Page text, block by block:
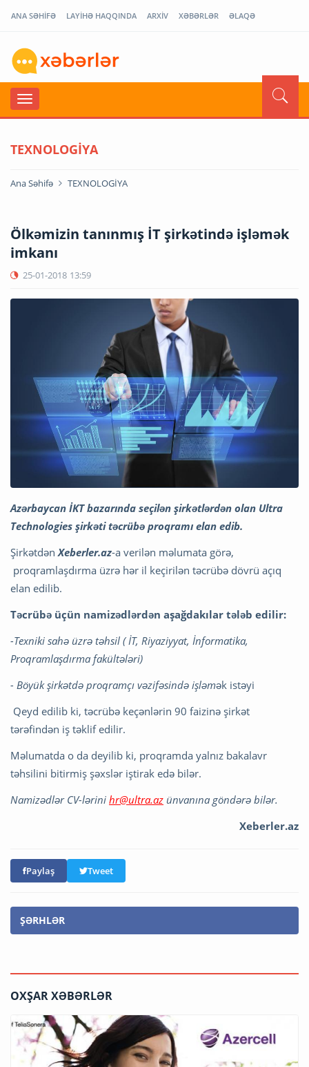
ANA SƏHİFƏ LAYİHƏ HAQQINDA ARXİV XƏBƏRLƏR ƏLAQƏ
TEXNOLOGİYA
Ana Səhifə TEXNOLOGİYA
Ölkəmizin tanınmış İT şirkətində işləmək
imkanı
25-01-2018 13:59
Azərbaycan İKT bazarında seçilən şirkətlərdən olan Ultra
Technologies şirkəti təcrübə proqramı elan edib.
Şirkətdən Xeberler.az-a verilən məlumata görə,
proqramlaşdırma üzrə hər il keçirilən təcrübə dövrü açıq
elan edilib.
Təcrübə üçün namizədlərdən aşağdakılar tələb edilir:
-Texniki sahə üzrə təhsil ( İT, Riyaziyyat, İnformatika,
Proqramlaşdırma fakültələri)
- Böyük şirkətdə proqramçı vəzifəsində işləmək istəyi
Qeyd edilib ki, təcrübə keçənlərin 90 faizinə şirkət
tərəfindən iş təklif edilir.
Məlumatda o da deyilib ki, proqramda yalnız bakalavr
təhsilini bitirmiş şəxslər iştirak edə bilər.
Namizədlər CV-lərini hr@ultra.az ünvanına göndərə bilər.
Xeberler.az
Paylaş Tweet
ŞƏRHLƏR
OXŞAR XƏBƏRLƏR